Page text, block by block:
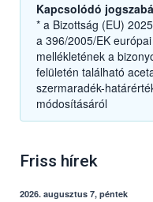
Kapcsolódó
* a Bizottság (EU)
a 396/2005/EK
mellékletének a
felületén található
szermaradék-
módosításáról
Friss hírek
2026. augusztus 7, péntek